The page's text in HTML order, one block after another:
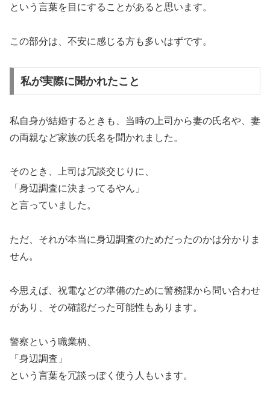
という言葉を目にすることがあると思います。
この部分は、不安に感じる方も多いはずです。
私が実際に聞かれたこと
私自身が結婚するときも、当時の上司から妻の氏名や、妻
の両親など家族の氏名を聞かれました。
そのとき、上司は冗談交じりに、
「身辺調査に決まってるやん」
と言っていました。
ただ、それが本当に身辺調査のためだったのかは分かりま
せん。
今思えば、祝電などの準備のために警務課から問い合わせ
があり、その確認だった可能性もあります。
警察という職業柄、
「身辺調査」
という言葉を冗談っぽく使う人もいます。